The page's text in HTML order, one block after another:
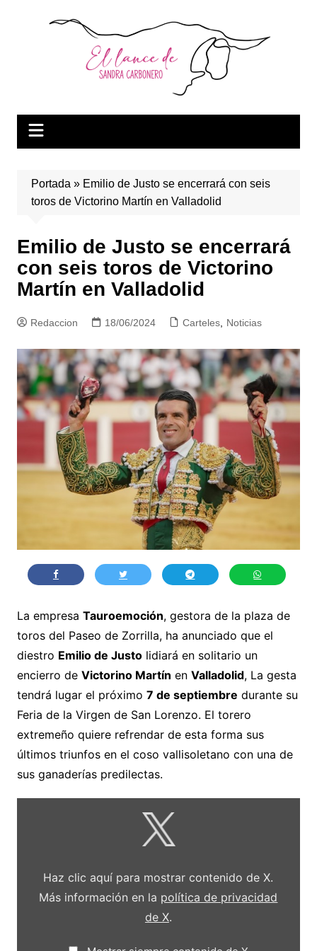
Portada » Emilio de Justo se encerrará con seis
toros de Victorino Martín en Valladolid
Emilio de Justo se encerrará
con seis toros de Victorino
Martín en Valladolid
Redaccion 18/06/2024 Carteles, Noticias
La empresa Tauroemoción, gestora de la plaza de
toros del Paseo de Zorrilla, ha anunciado que el
diestro Emilio de Justolidiará en solitario un
encierro de Victorino Martín en Valladolid, La gesta
tendrá lugar el próximo 7 de septiembre durante su
Feria de la Virgen de San Lorenzo. El torero
extremeño quiere refrendar de esta forma sus
últimos triunfos en el coso vallisoletano con una de
sus ganaderías predilectas.
Haz clic aquí para mostrar contenido de X.
Más información en la política de privacidad
de X.